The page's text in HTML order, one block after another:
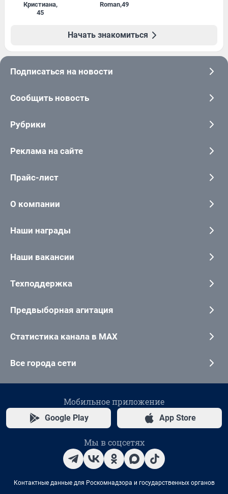
Кристиана,
45
Roman,49
Начать знакомиться
Подписаться на новости
Сообщить новость
Рубрики
Реклама на сайте
Прайс-лист
О компании
Наши награды
Наши вакансии
Техподдержка
Предвыборная агитация
Статистика канала в MAX
Все города сети
Мобильное приложение
Google Play App Store
Мы в соцсетях
Контактные данные для Роскомнадзора и государственных органов